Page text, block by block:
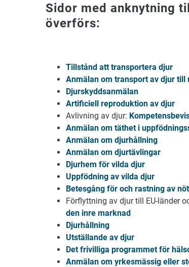
Sidor med anknytning
överförs:
Tillstånd att transportera djur
Anmälan om transport av djur till
Djurskyddsanmälan
Artificiell reproduktion av djur
Avlivning av djur:
Anmälan om täthet i
Anmälan om djurhållning
Anmälan om djurtävlingar
Djurhem för vilda djur
Uppfödning av vilda djur
Betesgång för och rastning av
Förflyttning av djur till EU-länder
den inre marknad
Djurhållning
Utställande av djur
Det frivilliga programmet för
Anmälan om yrkesmässig eller